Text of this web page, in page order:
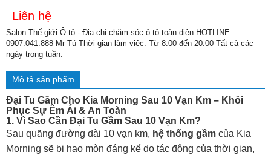
Liên hệ
Salon Thế giới Ô tô - Địa chỉ chăm sóc ô tô toàn diện HOTLINE:
0907.041.888 Mr Tú Thời gian làm việc: Từ 8:00 đến 20:00 Tất cả các
ngày trong tuần.
Mô tả sản phẩm
Đại Tu Gầm Cho Kia Morning Sau 10 Vạn Km – Khôi
Phục Sự Êm Ái & An Toàn
1. Vì Sao Cần Đại Tu Gầm Sau 10 Vạn Km?
Sau quãng đường dài 10 vạn km, hệ thống gầm của Kia
Morning sẽ bị hao mòn đáng kể do tác động của thời gian,